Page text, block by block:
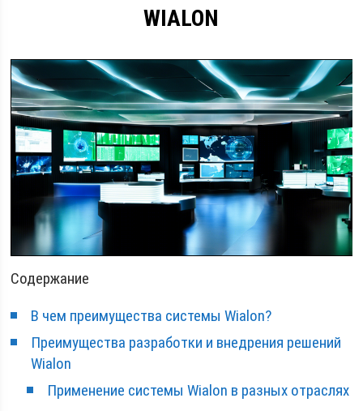
WIALON
Содержание
В чем преимущества системы Wialon?
Преимущества разработки и внедрения решений
Wialon
Применение системы Wialon в разных отраслях